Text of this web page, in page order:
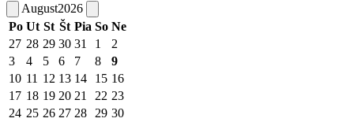
August2026
Po Ut St Št Pia So Ne
27 28 29 30 31 1
2
3
4 5 6 7 8
9
10 11 12 13 14 15 16
17 18 19 20 21 22 23
24 25 26 27 28 29 30